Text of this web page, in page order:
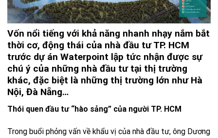
Vốn nổi tiếng với khả năng nhanh nhạy nắm bắt
thời cơ, động thái của nhà đầu tư TP. HCM
trước dự án Waterpoint lập tức nhận được sự
chú ý của những nhà đầu tư tại thị trường
khác, đặc biệt là những thị trường lớn như Hà
Nội, Đà Nẵng…
Thói quen đầu tư “hào sảng” của người TP. HCM
Trong buổi phỏng vấn về khẩu vị của nhà đầu tư, ông Dương